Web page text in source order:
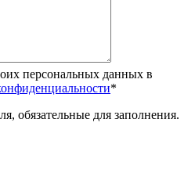
персональных данных в
*
обязательные для заполнения.